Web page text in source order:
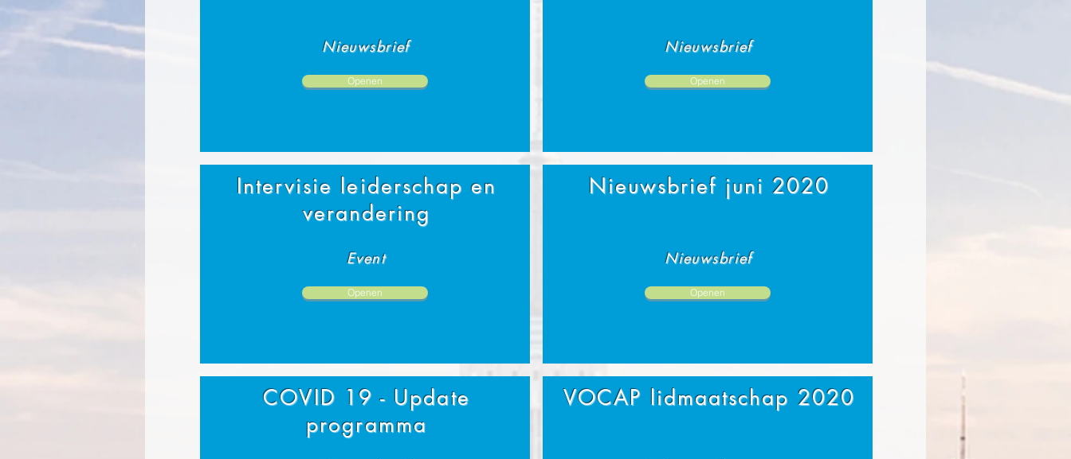
Nieuwsbrief
Openen
Intervisie leiderschap en
verandering
Event
Openen
COVID 19 - Update
programma
Nieuwsbrief
Openen
Nieuwsbrief juni 2020
Nieuwsbrief
Openen
VOCAP lidmaatschap 2020